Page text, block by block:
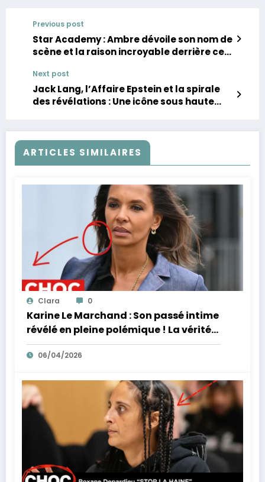
Previous post
Star Academy : Ambre dévoile son nom de
scène et la raison incroyable derrière ce
Next post
Jack Lang, l’Affaire Epstein et la spirale
des révélations : Une icône sous haute
ARTICLES SIMILAIRES
Clara 0
Karine Le Marchand : Son passé intime
révélé en pleine polémique ! La vérité
éclate sur ses accusations de
racisme.
06/04/2026